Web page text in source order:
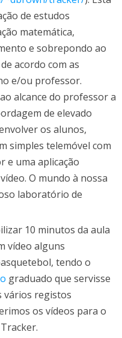
de estudos
matemática,
e sobrepondo ao
acordo com as
e/ou professor.
alcance do professor a
de elevado
os alunos,
simples telemóvel com
e uma aplicação
O mundo à nossa
laboratório de
10 minutos da aula
vídeo alguns
tendo o
graduado que servisse
vários registos
os vídeos para o